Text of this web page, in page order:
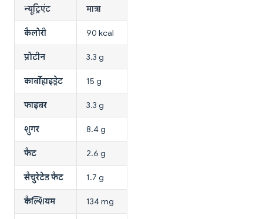
न्यूट्रिएंट मात्रा
कैलोरी 90 kcal
प्रोटीन 3.3 g
कार्बोहाइड्रेट 15 g
फाइबर 3.3 g
शुगर 8.4 g
फैट 2.6 g
सैचुरेटेड फैट 1.7 g
कैल्शियम 134 mg